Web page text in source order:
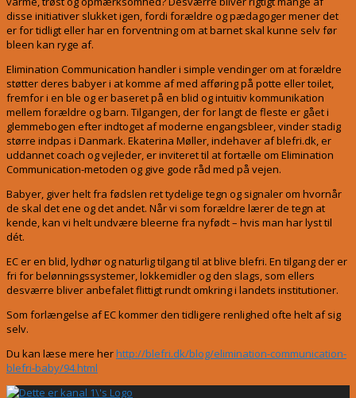
disse initiativer slukket igen, fordi forældre og pædagoger mener det
er for tidligt eller har en forventning om at barnet skal kunne selv før
bleen kan ryge af.
Elimination Communication handler i simple vendinger om at forældre
støtter deres babyer i at komme af med afføring på potte eller toilet,
fremfor i en ble og er baseret på en blid og intuitiv kommunikation
mellem forældre og barn. Tilgangen, der for langt de fleste er gået i
glemmebogen efter indtoget af moderne engangsbleer, vinder stadig
større indpas i Danmark. Ekaterina Møller, indehaver af blefri.dk, er
uddannet coach og vejleder, er inviteret til at fortælle om Elimination
Communication-metoden og give gode råd med på vejen.
Babyer, giver helt fra fødslen ret tydelige tegn og signaler om hvornår
de skal det ene og det andet. Når vi som forældre lærer de tegn at
kende, kan vi helt undvære bleerne fra nyfødt – hvis man har lyst til
dét.
EC er en blid, lydhør og naturlig tilgang til at blive blefri. En tilgang der er
fri for belønningssystemer, lokkemidler og den slags, som ellers
desværre bliver anbefalet flittigt rundt omkring i landets institutioner.
Som forlængelse af EC kommer den tidligere renlighed ofte helt af sig
selv.
Du kan læse mere herhttp://blefri.dk/blog/elimination-communication-
blefri-baby/94.html